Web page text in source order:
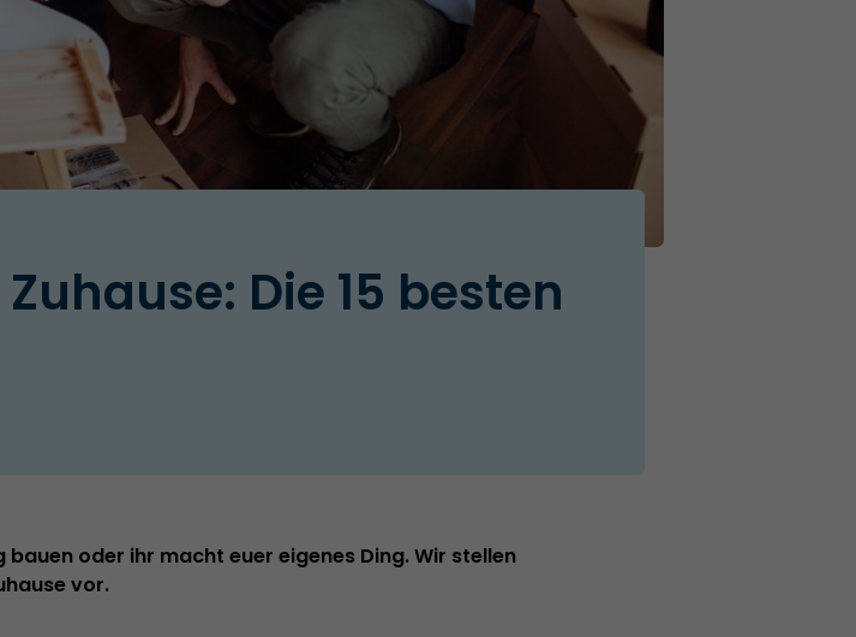
Die 15 besten
oder ihr macht euer eigenes Ding. Wir stellen
vor.